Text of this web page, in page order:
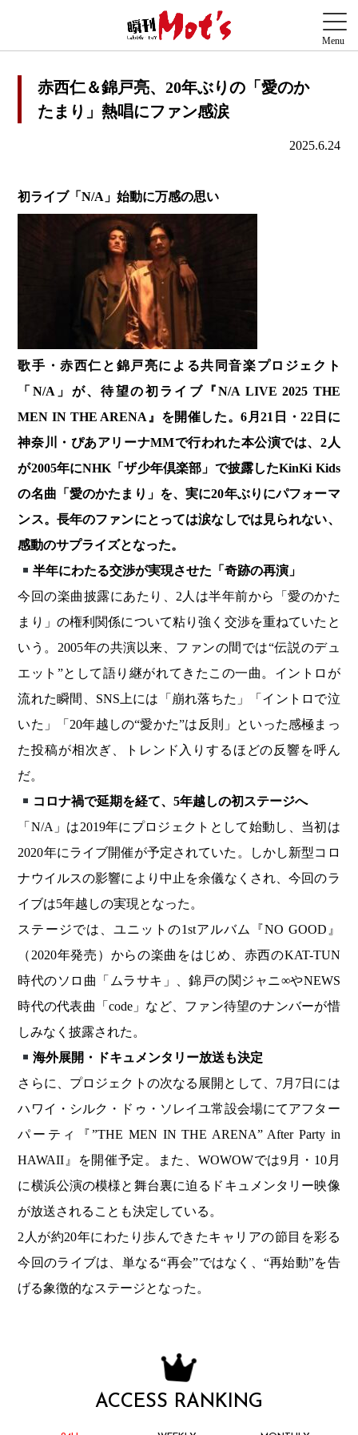
赤西仁＆錦戸亮、20年ぶりの「愛のか
たまり」熱唱にファン感涙
2025.6.24
初ライブ「N/A」始動に万感の思い
歌手・赤西仁と錦戸亮による共同音楽プロジェクト
「N/A」が、待望の初ライブ『N/A LIVE 2025 THE
MEN IN THE ARENA』を開催した。6月21日・22日に
神奈川・ぴあアリーナMMで行われた本公演では、2人
が2005年にNHK「ザ少年倶楽部」で披露したKinKi Kids
の名曲「愛のかたまり」を、実に20年ぶりにパフォーマ
ンス。長年のファンにとっては涙なしでは見られない、
感動のサプライズとなった。
半年にわたる交渉が実現させた「奇跡の再演」
今回の楽曲披露にあたり、2人は半年前から「愛のかた
まり」の権利関係について粘り強く交渉を重ねていたと
いう。2005年の共演以来、ファンの間では“伝説のデュ
エット”として語り継がれてきたこの一曲。イントロが
流れた瞬間、SNS上には「崩れ落ちた」「イントロで泣
いた」「20年越しの“愛かた”は反則」といった感極まっ
た投稿が相次ぎ、トレンド入りするほどの反響を呼ん
だ。
コロナ禍で延期を経て、5年越しの初ステージへ
「N/A」は2019年にプロジェクトとして始動し、当初は
2020年にライブ開催が予定されていた。しかし新型コロ
ナウイルスの影響により中止を余儀なくされ、今回のラ
イブは5年越しの実現となった。
ステージでは、ユニットの1stアルバム『NO GOOD』
（2020年発売）からの楽曲をはじめ、赤西のKAT-TUN
時代のソロ曲「ムラサキ」、錦戸の関ジャニ∞やNEWS
時代の代表曲「code」など、ファン待望のナンバーが惜
しみなく披露された。
海外展開・ドキュメンタリー放送も決定
さらに、プロジェクトの次なる展開として、7月7日には
ハワイ・シルク・ドゥ・ソレイユ常設会場にてアフター
パーティ『”THE MEN IN THE ARENA” After Party in
HAWAII』を開催予定。また、WOWOWでは9月・10月
に横浜公演の模様と舞台裏に迫るドキュメンタリー映像
が放送されることも決定している。
2人が約20年にわたり歩んできたキャリアの節目を彩る
今回のライブは、単なる“再会”ではなく、“再始動”を告
げる象徴的なステージとなった。
ACCESS RANKING